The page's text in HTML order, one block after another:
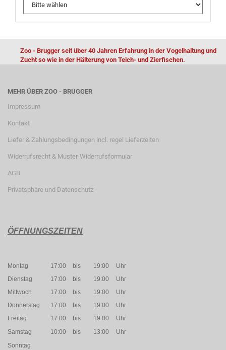
Zoo - Brugger seit über 40 Jahren Erfahrung in der Vogelhaltung und
Zucht so wie in der Hälterung von Teich- und Zierfischen.
MEHR ÜBER ZOO - BRUGGER
Impressum
Kontakt
Liefer & Zahlungsbedingungen incl. regel Lieferzeiten
Widerrufsrecht & Muster-Widerrufsformular
AGB
Privatsphäre und Datenschutz
ÖFFNUNGSZEITEN
Montag 17:00 bis 19:00
Uhr
Dienstag
17:00 bis 19:00
Uhr
Mittwoch
17:00 bis 19:00
Uhr
Donnerstag
17:00 bis 19:00
Uhr
Freitag
17:00 bis 19:00
Uhr
Samstag
10:00 bis 13:00
Uhr
Sonntag